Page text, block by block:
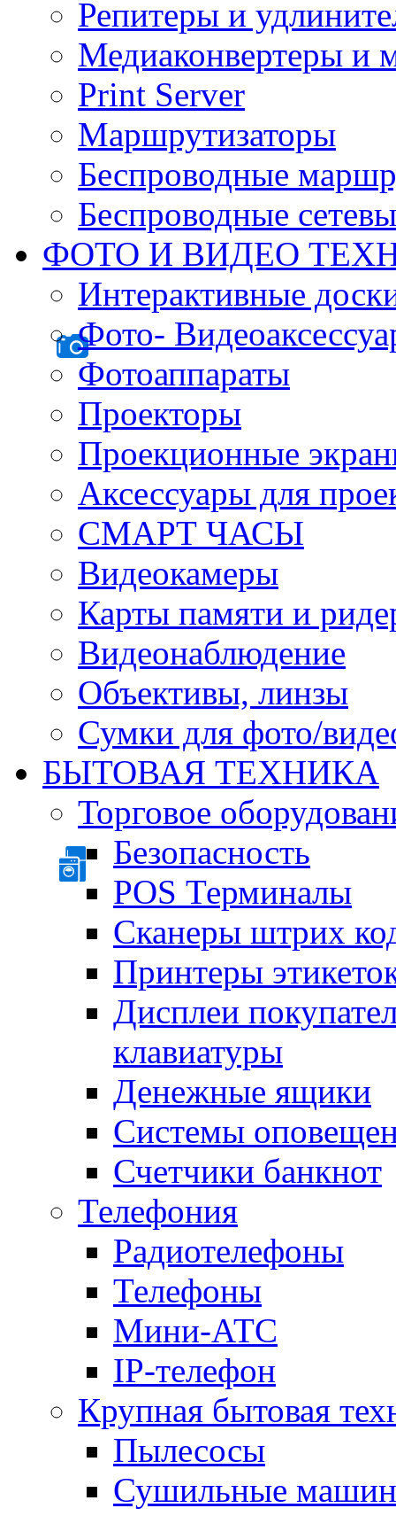
Репитеры и
Медиаконвертеры и
Print Server
Маршрутизаторы
Беспроводные
Беспроводные
ФОТО И ВИДЕО
Интерактивные
Фото-
Фотоаппараты
Проекторы
Проекционные
Аксессуары для
СМАРТ ЧАСЫ
Видеокамеры
Карты памяти и
Видеонаблюдение
Объективы, линзы
Сумки для фото/
БЫТОВАЯ ТЕХНИКА
Торговое
Безопасность
POS Терминалы
Сканеры штрих
Принтеры
Дисплеи
клавиатуры
Денежные ящики
Системы
Счетчики банкнот
Телефония
Радиотелефоны
Телефоны
Мини-АТС
IP-телефон
Крупная бытовая
Пылесосы
Сушильные